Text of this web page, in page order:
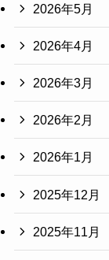
2026年5月
2026年4月
2026年3月
2026年2月
2026年1月
2025年12月
2025年11月